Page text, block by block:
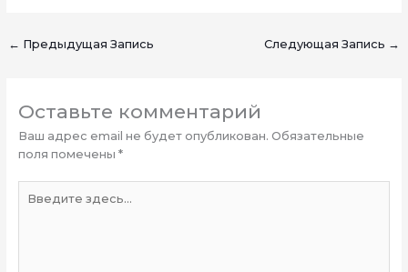
← Предыдущая Запись Следующая Запись →
Оставьте комментарий
Ваш адрес email не будет опубликован. Обязательные
поля помечены *
здесь...